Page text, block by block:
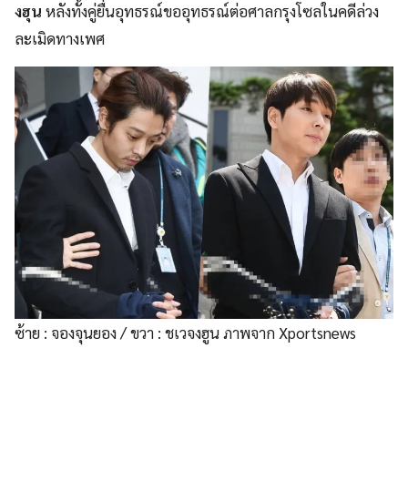
งฮุน หลังทั้งคู่ยื่นอุทธรณ์ขออุทธรณ์ต่อศาลกรุงโซลในคดีล่วง
ละเมิดทางเพศ
ซ้าย : จองจุนยอง / ขวา : ชเวจงฮูน ภาพจาก Xportsnews